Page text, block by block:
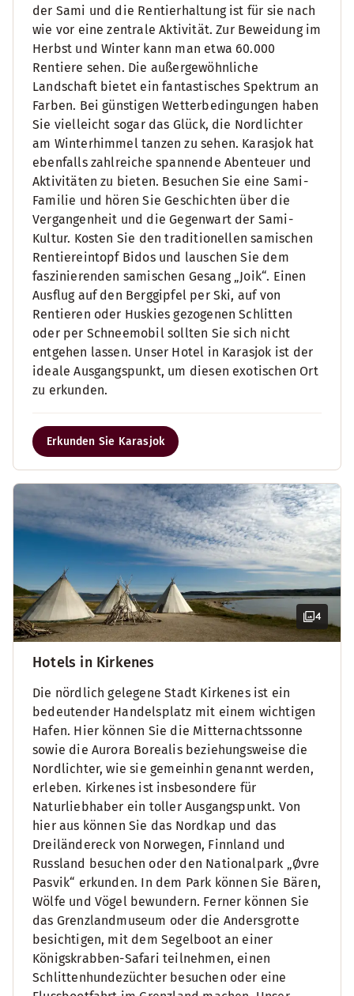
der Sami und die Rentierhaltung ist für sie nach
wie vor eine zentrale Aktivität. Zur Beweidung im
Herbst und Winter kann man etwa 60.000
Rentiere sehen. Die außergewöhnliche
Landschaft bietet ein fantastisches Spektrum an
Farben. Bei günstigen Wetterbedingungen haben
Sie vielleicht sogar das Glück, die Nordlichter
am Winterhimmel tanzen zu sehen. Karasjok hat
ebenfalls zahlreiche spannende Abenteuer und
Aktivitäten zu bieten. Besuchen Sie eine Sami-
Familie und hören Sie Geschichten über die
Vergangenheit und die Gegenwart der Sami-
Kultur. Kosten Sie den traditionellen samischen
Rentiereintopf Bidos und lauschen Sie dem
faszinierenden samischen Gesang „Joik“. Einen
Ausflug auf den Berggipfel per Ski, auf von
Rentieren oder Huskies gezogenen Schlitten
oder per Schneemobil sollten Sie sich nicht
entgehen lassen. Unser Hotel in Karasjok ist der
ideale Ausgangspunkt, um diesen exotischen Ort
zu erkunden.
Erkunden Sie Karasjok
4
Hotels in Kirkenes
Die nördlich gelegene Stadt Kirkenes ist ein
bedeutender Handelsplatz mit einem wichtigen
Hafen. Hier können Sie die Mitternachtssonne
sowie die Aurora Borealis beziehungsweise die
Nordlichter, wie sie gemeinhin genannt werden,
erleben. Kirkenes ist insbesondere für
Naturliebhaber ein toller Ausgangspunkt. Von
hier aus können Sie das Nordkap und das
Dreiländereck von Norwegen, Finnland und
Russland besuchen oder den Nationalpark „Øvre
Pasvik“ erkunden. In dem Park können Sie Bären,
Wölfe und Vögel bewundern. Ferner können Sie
das Grenzlandmuseum oder die Andersgrotte
besichtigen, mit dem Segelboot an einer
Königskrabben-Safari teilnehmen, einen
Schlittenhundezüchter besuchen oder eine